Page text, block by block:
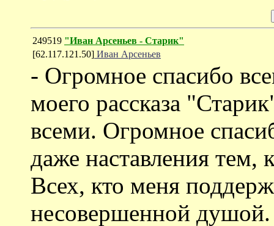
249519 "Иван Арсеньев - Старик"
[62.117.121.50] Иван Арсеньев
- Огромное спасибо
моего рассказа
всеми. Огромное
даже наставления тем,
Всех, кто меня
несовершенной